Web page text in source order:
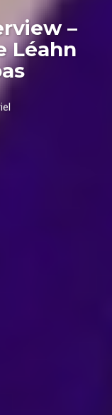
–
Léahn